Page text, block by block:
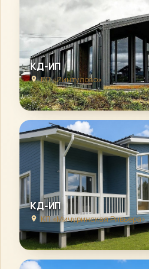
КД-ИП
КП «Линтулово»
КД-ИП
КП «Мичуринская Ривьера»